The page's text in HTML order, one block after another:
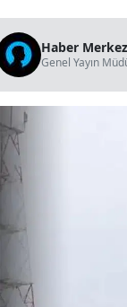
Haber
Genel Yayın